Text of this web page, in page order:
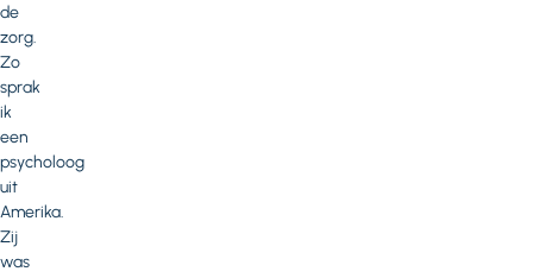
de
zorg.
Zo
sprak
ik
een
psycholoog
uit
Amerika.
Zij
was